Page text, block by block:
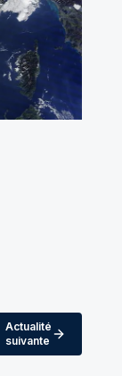
Actualité
suivante